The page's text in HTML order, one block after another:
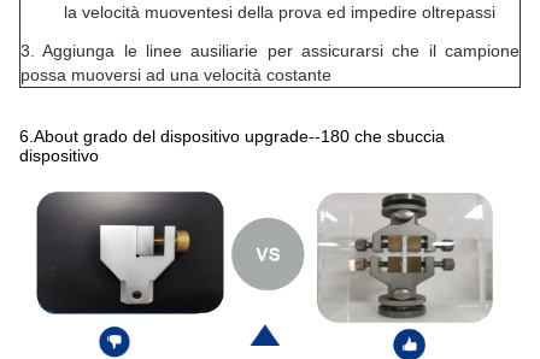
la velocità muoventesi della prova ed impedire oltrepassi
3. Aggiunga le linee ausiliarie per assicurarsi che il campione
possa muoversi ad una velocità costante
6.About grado del dispositivo upgrade--180 che sbuccia
dispositivo